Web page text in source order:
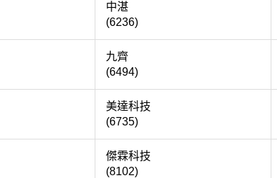
中湛
(6236)
九齊
(6494)
科
美達科技
(6735)
傑霖科技
(8102)